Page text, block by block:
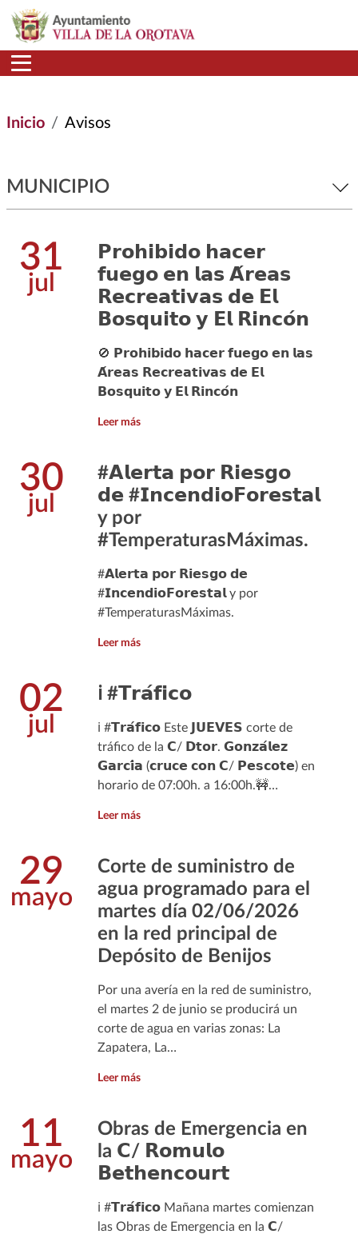
Pasar al contenido principal
Inicio Avisos
MUNICIPIO
31
jul
𝗣𝗿𝗼𝗵𝗶𝗯𝗶𝗱𝗼 𝗵𝗮𝗰𝗲𝗿
𝗳𝘂𝗲𝗴𝗼 𝗲𝗻 𝗹𝗮𝘀 𝗔́𝗿𝗲𝗮𝘀
𝗥𝗲𝗰𝗿𝗲𝗮𝘁𝗶𝘃𝗮𝘀 𝗱𝗲 𝗘𝗹
𝗕𝗼𝘀𝗾𝘂𝗶𝘁𝗼 𝘆 𝗘𝗹 𝗥𝗶𝗻𝗰𝗼́𝗻
🚫 𝗣𝗿𝗼𝗵𝗶𝗯𝗶𝗱𝗼 𝗵𝗮𝗰𝗲𝗿 𝗳𝘂𝗲𝗴𝗼 𝗲𝗻 𝗹𝗮𝘀
𝗔́𝗿𝗲𝗮𝘀 𝗥𝗲𝗰𝗿𝗲𝗮𝘁𝗶𝘃𝗮𝘀 𝗱𝗲 𝗘𝗹
𝗕𝗼𝘀𝗾𝘂𝗶𝘁𝗼 𝘆 𝗘𝗹 𝗥𝗶𝗻𝗰𝗼́𝗻
Leer más
30
jul
#𝗔𝗹𝗲𝗿𝘁𝗮 𝗽𝗼𝗿 𝗥𝗶𝗲𝘀𝗴𝗼
𝗱𝗲 #𝗜𝗻𝗰𝗲𝗻𝗱𝗶𝗼𝗙𝗼𝗿𝗲𝘀𝘁𝗮𝗹
y por
#TemperaturasMáximas.
#𝗔𝗹𝗲𝗿𝘁𝗮 𝗽𝗼𝗿 𝗥𝗶𝗲𝘀𝗴𝗼 𝗱𝗲
#𝗜𝗻𝗰𝗲𝗻𝗱𝗶𝗼𝗙𝗼𝗿𝗲𝘀𝘁𝗮𝗹 y por
#TemperaturasMáximas.
Leer más
02
jul
ℹ️ #𝗧𝗿𝗮́𝗳𝗶𝗰𝗼
ℹ️ #𝗧𝗿𝗮́𝗳𝗶𝗰𝗼 Este 𝗝𝗨𝗘𝗩𝗘𝗦 corte de
tráfico de la 𝗖/ 𝗗𝘁𝗼𝗿. 𝗚𝗼𝗻𝘇𝗮́𝗹𝗲𝘇
𝗚𝗮𝗿𝗰𝗶́𝗮 (𝗰𝗿𝘂𝗰𝗲 𝗰𝗼𝗻 𝗖/ 𝗣𝗲𝘀𝗰𝗼𝘁𝗲) en
horario de 07:00h. a 16:00h.🚧…
Leer más
29
mayo
Corte de suministro de
agua programado para el
martes día 02/06/2026
en la red principal de
Depósito de Benijos
Por una avería en la red de suministro,
el martes 2 de junio se producirá un
corte de agua en varias zonas: La
Zapatera, La…
Leer más
11
mayo
Obras de Emergencia en
la 𝗖/ 𝗥𝗼𝗺𝘂𝗹𝗼
𝗕𝗲𝘁𝗵𝗲𝗻𝗰𝗼𝘂𝗿𝘁
ℹ️ #𝗧𝗿𝗮́𝗳𝗶𝗰𝗼 Mañana martes comienzan
las Obras de Emergencia en la 𝗖/